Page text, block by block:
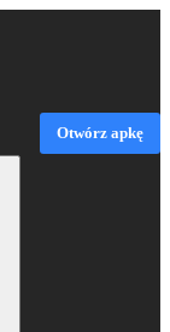
Otwórz apkę